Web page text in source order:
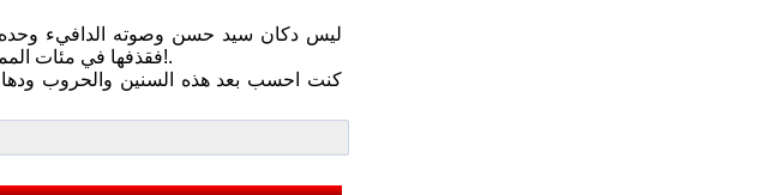
ليس دكان سيد حسن وصوته الدافيء وحده
فقذفها في مئات الممرات وجرفت معها (الأوتي) ومقهى حسن فنجان و(اسطبل الخيل) وبيت نجمة عشيقة صديقي الشاعر الاسمر!.
كنت احسب بعد هذه السنين والحروب